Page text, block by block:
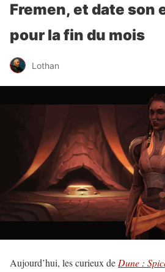
Fremen, et date son
pour la fin du mois
Lothan
Aujourd’hui, les curieux de Dune :